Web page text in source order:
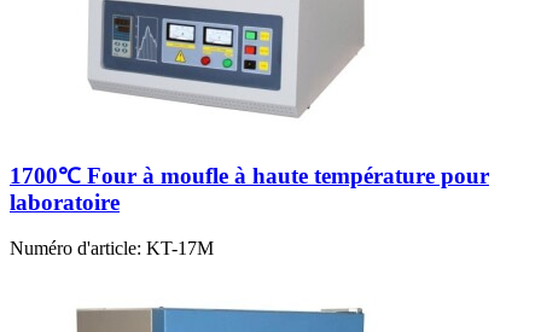
1700℃ Four à moufle à haute température pour
laboratoire
Numéro d'article: KT-17M